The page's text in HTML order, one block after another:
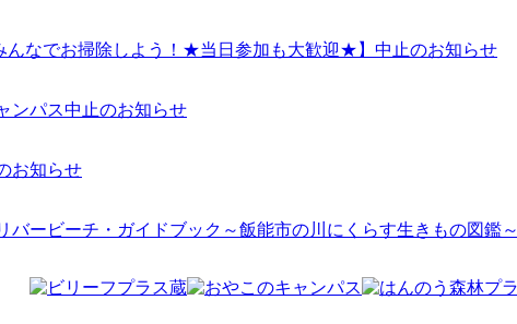
んなでお掃除しよう！★当日参加も大歓迎★】中止のお知らせ
ンパス中止のお知らせ
お知らせ
バービーチ・ガイドブック～飯能市の川にくらす生きもの図鑑～